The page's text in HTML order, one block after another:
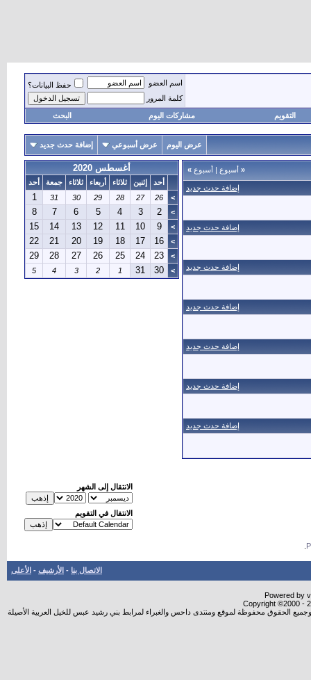
اسم العضو
حفظ البيانات؟
كلمة المرور
التقويم مشاركات اليوم البحث
عرض اليوم عرض أسبوعي إضافة حدث جديد
« أسبوع | أسبوع »
إضافة حدث جديد
إضافة حدث جديد
إضافة حدث جديد
إضافة حدث جديد
إضافة حدث جديد
إضافة حدث جديد
إضافة حدث جديد
أغسطس 2020
أحد إثنين ثلاثاء أربعاء ثلاثاء جمعة
أحد
>
26
27
28
29
30
31
1
>
2
3
4
5
6
7
8
>
9
10
11
12
13
14
15
>
16
17
18
19
20
21
22
>
23
24
25
26
27
28
29
>
30
31
1
2
3
4
5
الانتقال إلى الشهر
الانتقال في التقويم
الاتصال بنا - الأرشيف - الأعلى
Powered by
Copyright ©2000 -
الحقوق محفوظة لموقع ومنتدى داحس والغبراء لمرابط بني رشيد عبس للخيل العربية الأصيلة